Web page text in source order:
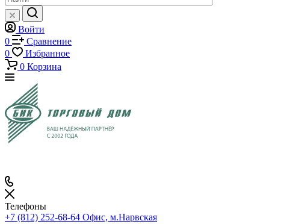
Войти
0
Сравнение
0
Избранное
0 Корзина
Телефоны
+7 (812) 252-68-64 Офис, м.Нарвская